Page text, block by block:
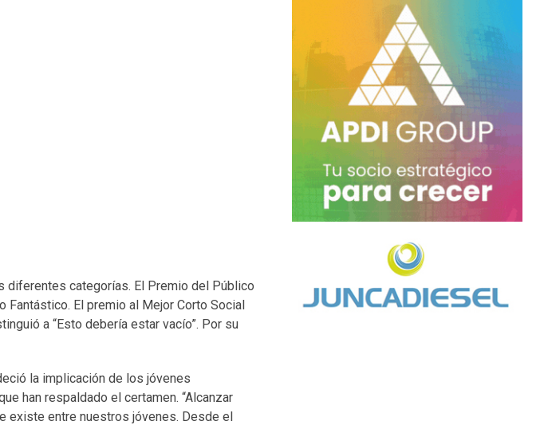
diferentes categorías. El Premio del Público
Fantástico. El premio al Mejor Corto Social
a “Esto debería estar vacío”. Por su
la implicación de los jóvenes
han respaldado el certamen. “Alcanzar
existe entre nuestros jóvenes. Desde el